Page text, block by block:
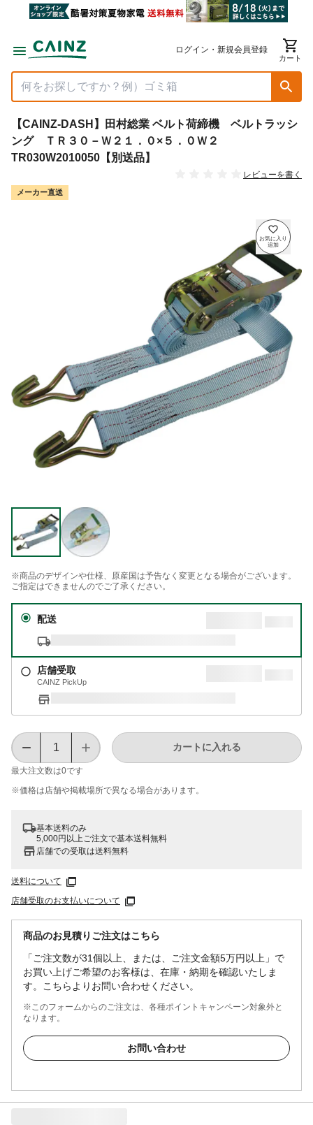
ログイン・新規会員登録
カート
【CAINZ-DASH】田村総業 ベルト荷締機 ベルトラッシ
ング ＴＲ３０－Ｗ２１．０×５．０Ｗ２
TR030W2010050【別送品】
レビューを書く
メーカー直送
※商品のデザインや仕様、原産国は予告なく変更となる場合がございます。
ご指定はできませんのでご了承ください。
配送
店舗受取
CAINZ PickUp
最大注文数は0です
カートに入れる
※価格は​店舗や​掲載場所で​異なる​場合が​あります。
基本送料のみ
5,000円以上ご注文で基本送料無料
店舗での受取は送料無料
送料について
店舗受取のお支払いについて
商品のお見積りご注文はこちら
「ご注文数が31個以上、または、ご注文金額5万円以上」で
お買い上げご希望のお客様は、在庫・納期を確認いたしま
す。こちらよりお問い合わせください。
※このフォームからのご注文は、各種ポイントキャンペーン対象外と
なります。
お問い合わせ